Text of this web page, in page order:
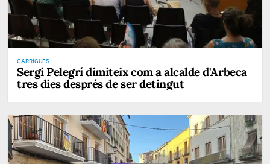
GARRIGUES
Sergi Pelegrí dimiteix com a alcalde d'Arbeca
tres dies després de ser detingut